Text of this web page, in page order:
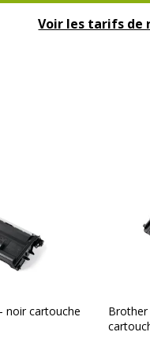
Voir les tarifs de
noir cartouche
Brother